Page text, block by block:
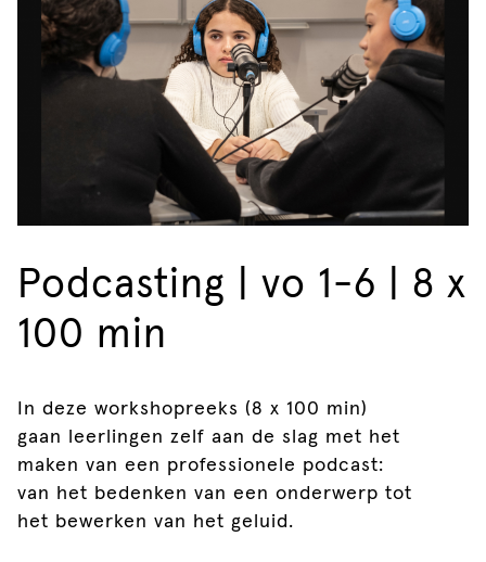
Podcasting | vo 1-6 | 8 x
100 min
In deze workshopreeks (8 x 100 min)
gaan leerlingen zelf aan de slag met het
maken van een professionele podcast:
van het bedenken van een onderwerp tot
het bewerken van het geluid.